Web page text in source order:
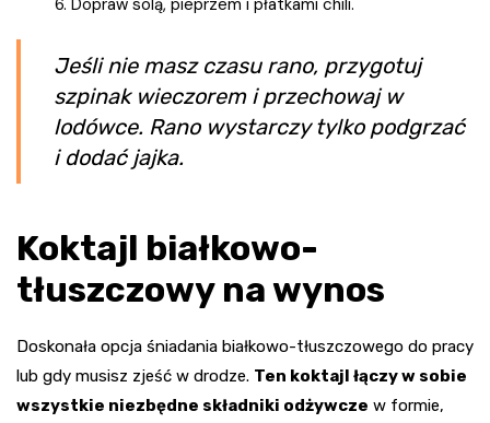
Dopraw solą, pieprzem i płatkami chili.
Jeśli nie masz czasu rano, przygotuj
szpinak wieczorem i przechowaj w
lodówce. Rano wystarczy tylko podgrzać
i dodać jajka.
Koktajl białkowo-
tłuszczowy na wynos
Doskonała opcja śniadania białkowo-tłuszczowego do pracy
lub gdy musisz zjeść w drodze. Ten koktajl łączy w sobie
wszystkie niezbędne składniki odżywcze w formie,